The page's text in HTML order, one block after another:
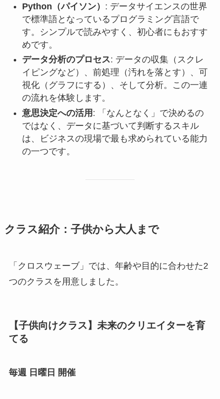
Python（パイソン） : データサイエンスの世界
で標準語となっているプログラミング言語で
す。シンプルで読みやすく、初心者にもおすす
めです。
データ分析のプロセス: データの収集（スクレ
イピングなど）、前処理（汚れを落とす）、可
視化（グラフにする）、そして分析。この一連
の流れを体験します。
意思決定への活用 : 「なんとなく」で決めるの
ではなく、データに基づいて判断するスキル
は、ビジネスの現場で最も求められている能力
の一つです。
クラス紹介：子供から大人まで
「クロスウェーブ」では、年齢や目的に合わせた2
つのクラスを用意しました。
【子供向けクラス】未来のクリエイターを育
てる
毎週 日曜日 開催